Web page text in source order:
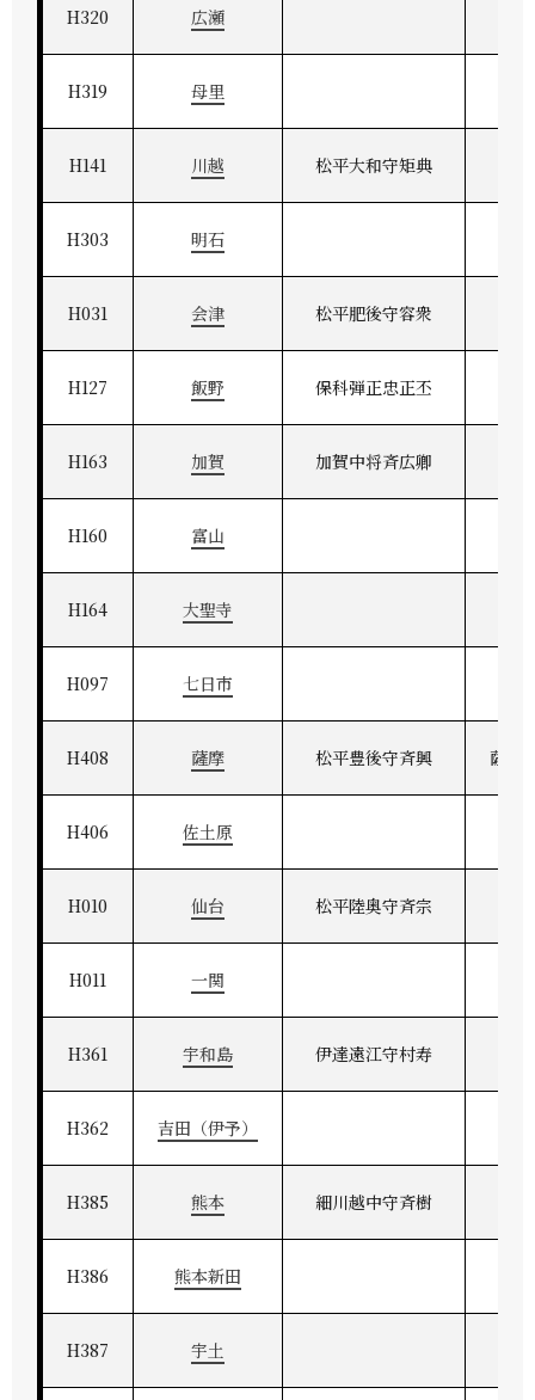
H320 広瀬
H319 母里
H141 川越 松平大和守矩典
H303 明石
H031 会津 松平肥後守容衆
H127 飯野 保科弾正忠正丕
H163 加賀 加賀中将斉広卿
H160 富山
H164 大聖寺
H097 七日市
H408 薩摩 松平豊後守斉興 薩州
H406 佐土原
H010 仙台 松平陸奥守斉宗
H011 一関
H361 宇和島 伊達遠江守村寿
H362 吉田（伊予）
H385 熊本 細川越中守斉樹
H386 熊本新田
H387 宇土